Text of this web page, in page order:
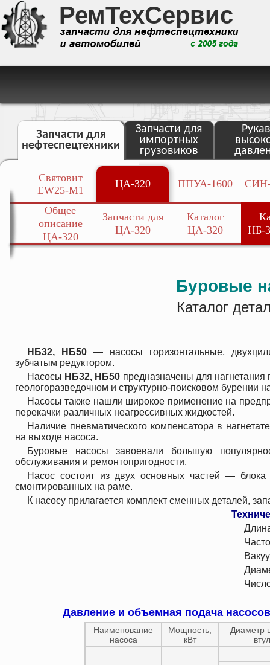
РемТехСервис
Запчасти для
нефтеспецтехники
Запчасти для
импортных
грузовиков
Святовит
EW25-M1
ЦА-320 ППУА-1600 СИН-
Общее
описание
ЦА-320
Запчасти для
ЦА-320
Каталог
ЦА-320
НБ-
Буровые
Каталог
НБ32, НБ50 — насосы горизонтальные,
зубчатым редуктором.
Насосы НБ32, НБ50 предназначены для
геологоразведочном и структурно-поисковом бурении
Насосы также нашли широкое применение на
перекачки различных неагрессивных жидкостей.
Наличие пневматического компенсатора в
на выходе насоса.
Буровые насосы завоевали большую
обслуживания и ремонтопригодности.
Насос состоит из двух основных частей —
смонтированных на раме.
К насосу прилагается комплект сменных деталей,
Длина хода
Частота вращения
Вакууметрическая
Диаметр всасывающего и
Число двойных ходов
Давление и объемная подача
Наименование
насоса
Мощность,
кВт
Диаметр